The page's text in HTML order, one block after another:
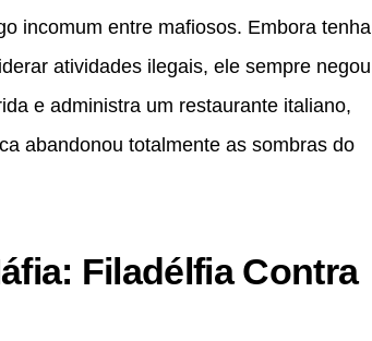
incomum entre mafiosos. Embora tenha
atividades ilegais, ele sempre negou
e administra um restaurante italiano,
abandonou totalmente as sombras do
Filadélfia Contra